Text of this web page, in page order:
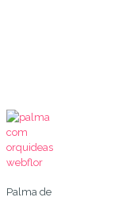
Palma de